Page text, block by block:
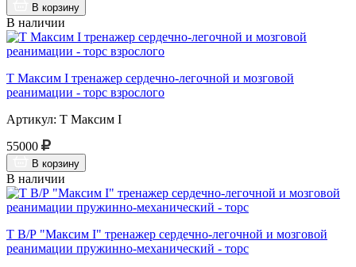
В корзину
В наличии
Т Максим I тренажер сердечно-легочной и мозговой
реанимации - торс взрослого
Артикул: Т Максим I
55000
В корзину
В наличии
Т В/Р "Максим I" тренажер сердечно-легочной и мозговой
реанимации пружинно-механический - торс